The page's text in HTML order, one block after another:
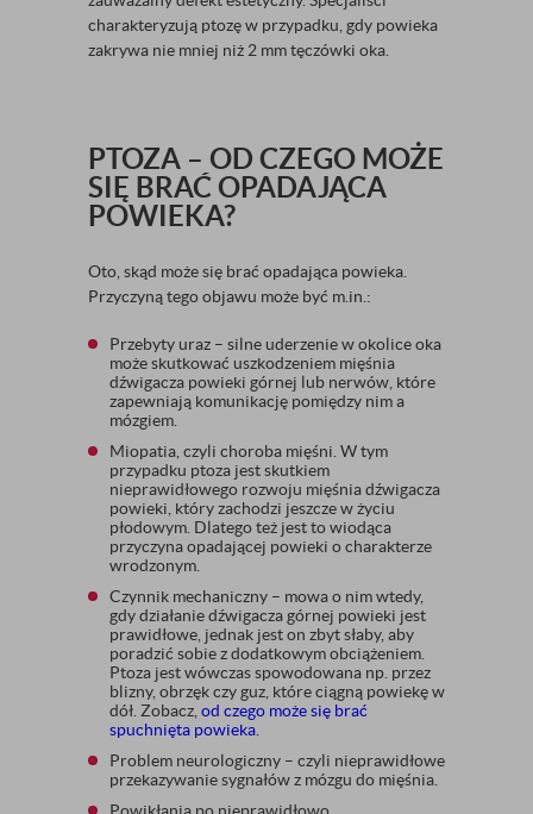
charakteryzują ptozę w przypadku, gdy powieka
zakrywa nie mniej niż 2 mm tęczówki oka.
PTOZA – OD CZEGO MOŻE
SIĘ BRAĆ OPADAJĄCA
POWIEKA?
Oto, skąd może się brać opadająca powieka.
Przyczyną tego objawu może być m.in.:
Przebyty uraz – silne uderzenie w okolice oka
może skutkować uszkodzeniem mięśnia
dźwigacza powieki górnej lub nerwów, które
zapewniają komunikację pomiędzy nim a
mózgiem.
Miopatia, czyli choroba mięśni. W tym
przypadku ptoza jest skutkiem
nieprawidłowego rozwoju mięśnia dźwigacza
powieki, który zachodzi jeszcze w życiu
płodowym. Dlatego też jest to wiodąca
przyczyna opadającej powieki o charakterze
wrodzonym.
Czynnik mechaniczny – mowa o nim wtedy,
gdy działanie dźwigacza górnej powieki jest
prawidłowe, jednak jest on zbyt słaby, aby
poradzić sobie z dodatkowym obciążeniem.
Ptoza jest wówczas spowodowana np. przez
blizny, obrzęk czy guz, które ciągną powiekę w
dół. Zobacz,od czego może się brać
spuchnięta powieka.
Problem neurologiczny – czyli nieprawidłowe
przekazywanie sygnałów z mózgu do mięśnia.